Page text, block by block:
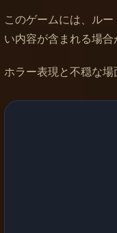
このゲームには、ル
い内容が含まれる場合
ホラー表現と不穏な場